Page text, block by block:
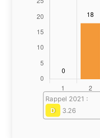
Rappel 2021 :
D
3.26